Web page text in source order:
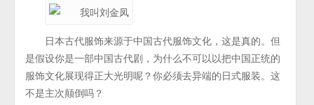
日本古代服饰来源于中国古代服饰文化，这是真的。但
是假设你是一部中国古代剧，为什么不可以以把中国正统的
服饰文化展现得正大光明呢？你必须去异端的日式服装。这
不是主次颠倒吗？